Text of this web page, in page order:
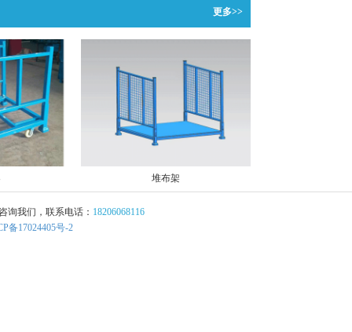
更多>>
堆布架
询我们，联系电话： 18206068116
备17024405号-2